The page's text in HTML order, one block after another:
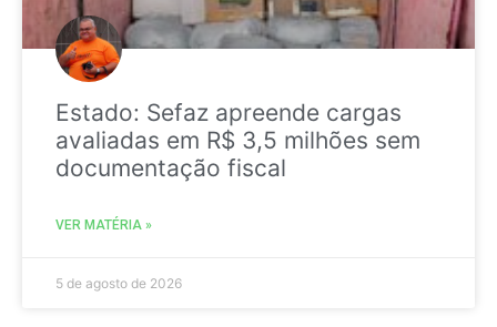
Estado: Sefaz apreende cargas
avaliadas em R$ 3,5 milhões sem
documentação fiscal
VER MATÉRIA »
5 de agosto de 2026